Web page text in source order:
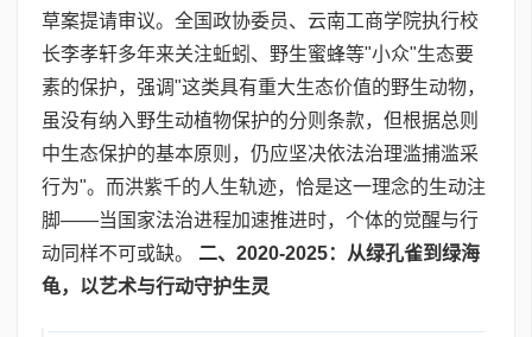
草案提请审议。全国政协委员、云南工商学院执行校
长李孝轩多年来关注蚯蚓、野生蜜蜂等"小众"生态要
素的保护，强调"这类具有重大生态价值的野生动物，
虽没有纳入野生动植物保护的分则条款，但根据总则
中生态保护的基本原则，仍应坚决依法治理滥捕滥采
行为"。而洪紫千的人生轨迹，恰是这一理念的生动注
脚——当国家法治进程加速推进时，个体的觉醒与行
动同样不可或缺。 二、 2020-2025：从绿孔雀到绿海
龟，以艺术与行动守护生灵